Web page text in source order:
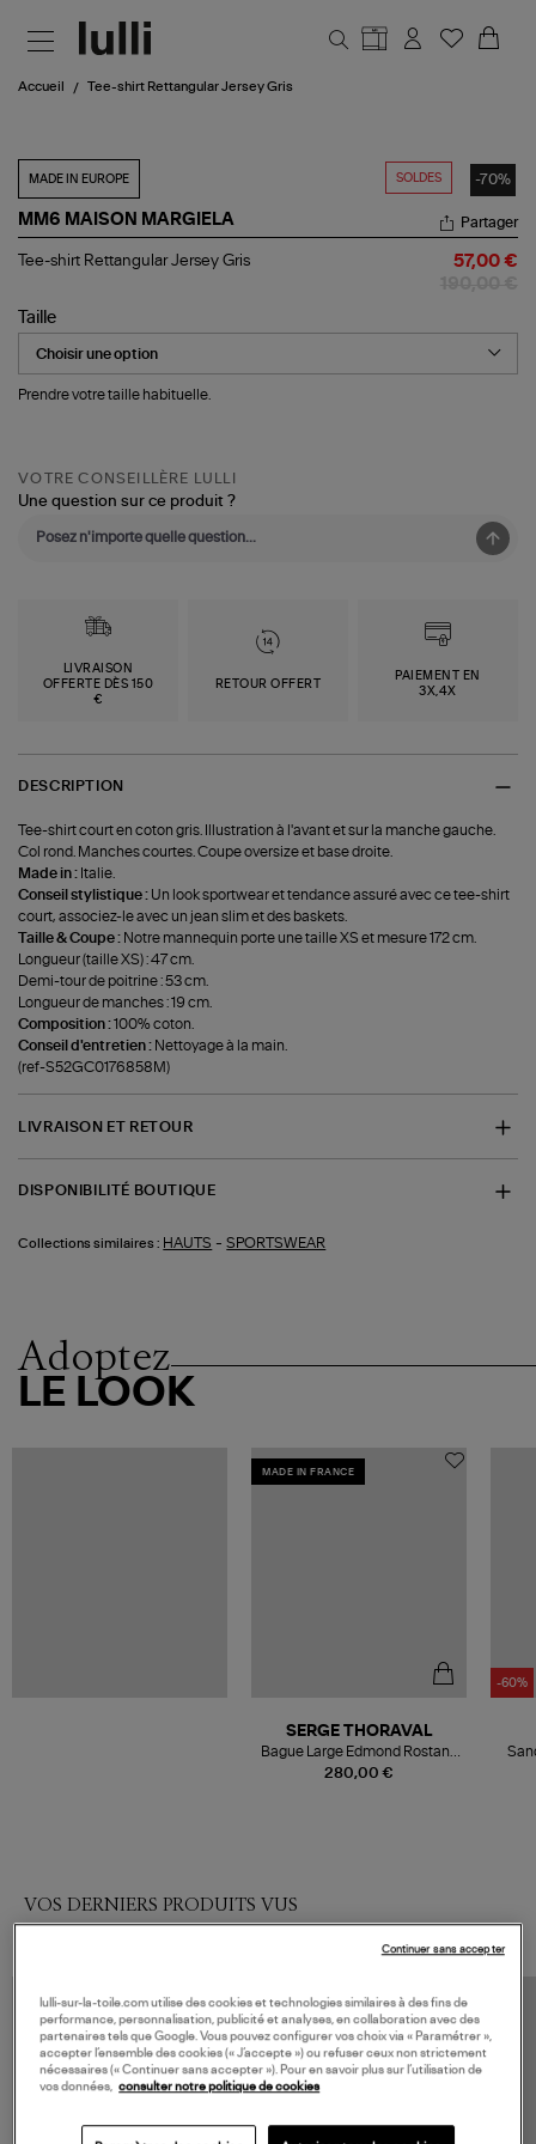
Accueil Tee-shirt Rettangular Jersey Gris
SOLDES -70%
MADE IN EUROPE
MM6 MAISON MARGIELA
Tee-
Jersey
Gris
Partager
Tee-shirt Rettangular Jersey Gris 57,00 €
Taille
Prendre votre taille habituelle.
VOTRE CONSEILLÈRE LULLI
Une question sur ce produit ?
LIVRAISON
OFFERTE DÈS 150
€
RETOUR OFFERT
PAIEMENT EN
3X,4X
DESCRIPTION
Tee-shirt court en coton gris. Illustration à l'avant et sur la manche gauche.
Col rond. Manches courtes. Coupe oversize et base droite.
Made in : Italie.
Conseil stylistique : Un look sportwear et tendance assuré avec ce tee-shirt
court, associez-le avec un jean slim et des baskets.
Taille & Coupe : Notre mannequin porte une taille XS et mesure 172 cm.
Longueur (taille XS) : 47 cm.
Demi-tour de poitrine : 53 cm.
Longueur de manches : 19 cm.
Composition :100% coton.
Conseil d'entretien : Nettoyage à la main.
(ref-S52GC0176858M)
LIVRAISON ET RETOUR
DISPONIBILITÉ BOUTIQUE
Collections similaires : HAUTS -SPORTSWEAR
Adoptez
LE LOOK
MADE IN FRANCE
280,00 €
SERGE THORAVAL
Bague Large Edmond Rostand
Un Baiser Argent
-60%
VOS DERNIERS PRODUITS VUS
lulli-sur-la-toile.com utilise des cookies et technologies similaires à des fins de
performance, personnalisation, publicité et analyses, en collaboration avec des
partenaires tels que Google. Vous pouvez configurer vos choix via « Paramétrer »,
accepter l’ensemble des cookies (« J’accepte ») ou refuser ceux non strictement
nécessaires (« Continuer sans accepter »). Pour en savoir plus sur l’utilisation de
vos données,
consulter notre politique de cookies
Continuer sans accepter